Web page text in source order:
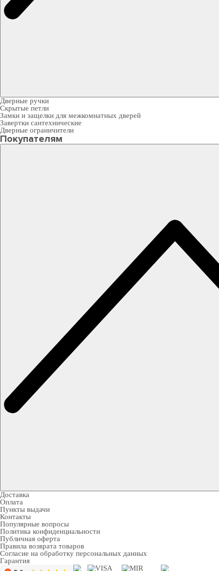
Дверные ручки
Скрытые петли
Замки и защелки для межкомнатных дверей
Завертки сантехнические
Дверные ограничители
Покупателям
Доставка
Оплата
Пункты выдачи
Контакты
Популярные вопросы
Политика конфиденциальности
Публичная оферта
Правила возврата товаров
Согласие на обработку персональных данных
Гарантия